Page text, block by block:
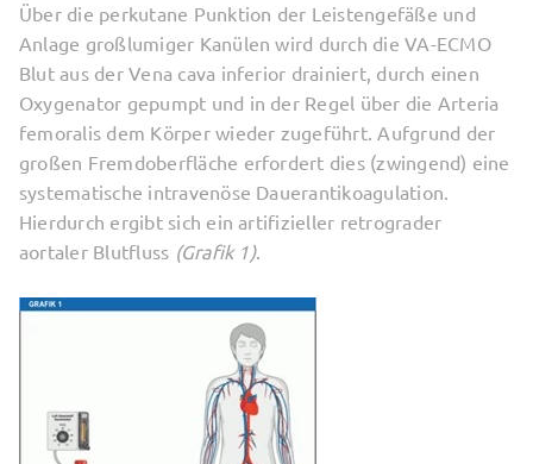
Über die perkutane Punktion der Leistengefäße und
Anlage großlumiger Kanülen wird durch die VA-ECMO
Blut aus der Vena cava inferior drainiert, durch einen
Oxygenator gepumpt und in der Regel über die Arteria
femoralis dem Körper wieder zugeführt. Aufgrund der
großen Fremdoberfläche erfordert dies (zwingend) eine
systematische intravenöse Dauerantikoagulation.
Hierdurch ergibt sich ein artifizieller retrograder
aortaler Blutfluss (Grafik 1).